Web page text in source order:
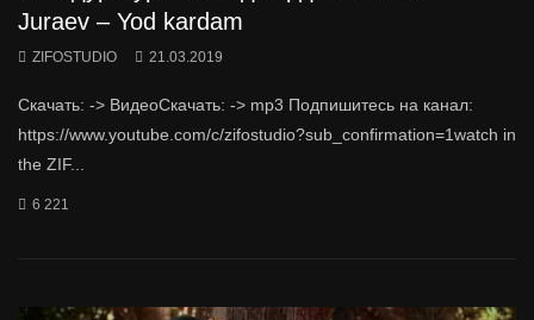
Juraev – Yod kardam
ZIFOSTUDIO 21.03.2019
Скачать: -> ВидеоСкачать: -> mp3 Подпишитесь на канал:
https://www.youtube.com/c/zifostudio?sub_confirmation=1watch in
the ZIF...
6 221